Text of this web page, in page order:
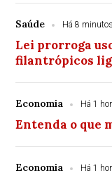
Saúde Há 8 minutos
Lei prorroga
filantrópicos
Economia Há 1
Entenda o que
Economia Há 1